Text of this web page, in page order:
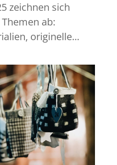
zeichnen sich
ab:
originelle...